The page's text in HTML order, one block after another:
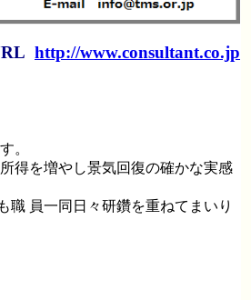
http://www.consultant.co.jp
。
得を増やし景気回復の確かな実感
職 員一同日々研鑽を重ねてまいり